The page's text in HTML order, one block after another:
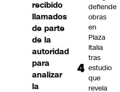
recibido
llamados
de parte
de la
autoridad
para
analizar
la
defiende
obras
en
Plaza
Italia
tras
estudio
que
revela